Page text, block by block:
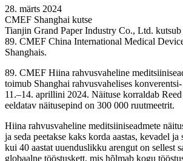
28. märts 2024
CMEF Shanghai kutse
Tianjin Grand Paper Industry Co., Ltd. kutsub
89. CMEF China International Medical
Shanghais.
89. CMEF Hiina rahvusvaheline
toimub Shanghai rahvusvahelises
11.–14. aprillini 2024. Näituse korraldab
eeldatav näitusepind on 300 000 ruutmeetrit.
Hiina rahvusvaheline meditsiiniseadmete
ja seda peetakse kaks korda aastas, kevadel ja
kui 40 aastat uuenduslikku arengut on sellest
globaalne tööstuskett, mis hõlmab kogu